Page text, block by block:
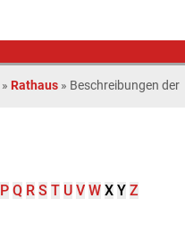
» Rathaus » Beschreibungen der
P Q R S T U V W X Y Z